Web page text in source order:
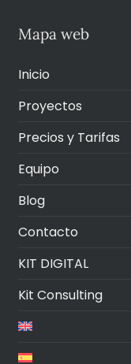
Mapa web
Inicio
Proyectos
Precios y Tarifas
Equipo
Blog
Contacto
KIT DIGITAL
Kit Consulting